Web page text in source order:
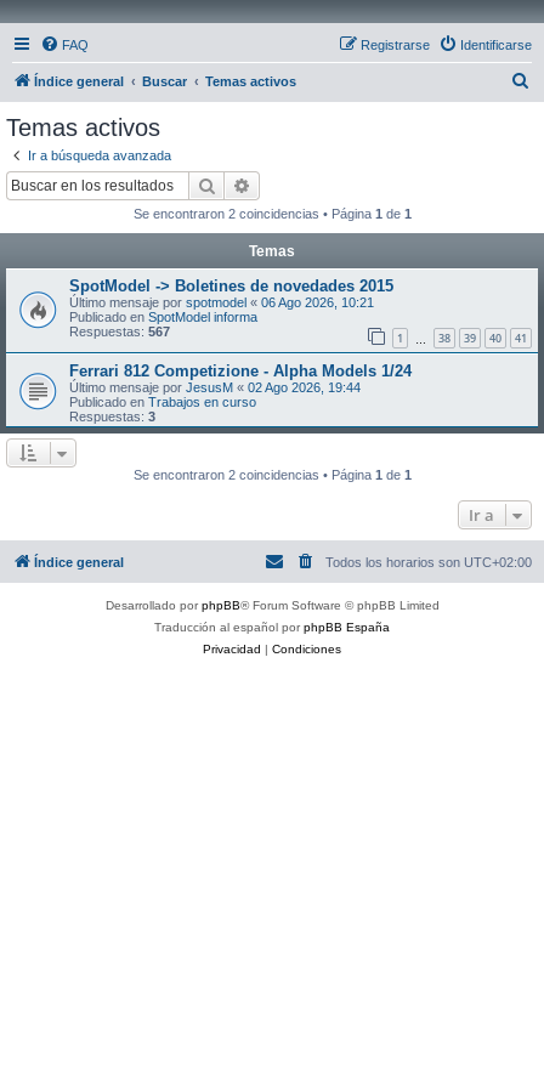
FAQ Identificarse
Registrarse
Índice general Buscar Temas activos
Temas activos
Ir a búsqueda avanzada
Buscar
Se encontraron 2 coincidencias • Página 1 de 1
Temas
SpotModel -> Boletines de novedades 2015
Último mensaje por spotmodel « 06 Ago 2026, 10:21
Publicado en SpotModel informa
Respuestas: 567 1 38 39 40 41
Ferrari 812 Competizione - Alpha Models 1/24
Último mensaje por JesusM « 02 Ago 2026, 19:44
Publicado en Trabajos en curso
Respuestas: 3
Se encontraron 2 coincidencias • Página 1 de 1
Ir a
Índice general Todos los horarios son UTC+02:00
Desarrollado porphpBB® Forum Software © phpBB Limited
Traducción al español porphpBB España
Privacidad | Condiciones